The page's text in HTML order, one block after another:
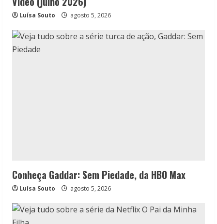
Luísa Souto agosto 5, 2026
Conheça Gaddar: Sem Piedade, da HBO Max
Luísa Souto agosto 5, 2026